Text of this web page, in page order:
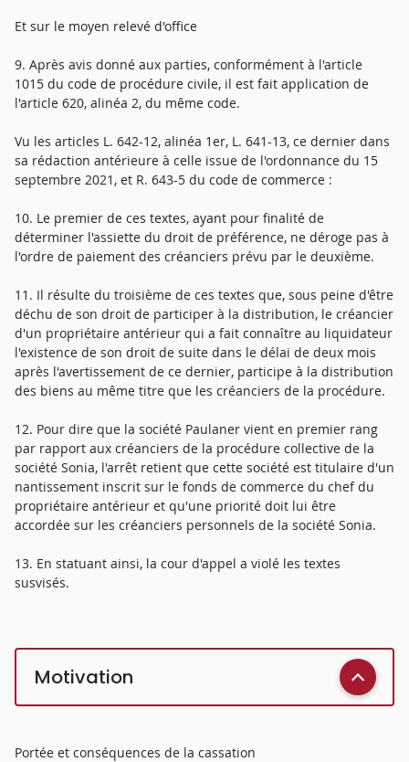
Et sur le moyen relevé d'office
9. Après avis donné aux parties, conformément à l'article
1015 du code de procédure civile, il est fait application de
l'article 620, alinéa 2, du même code.
Vu les articles L. 642-12, alinéa 1er, L. 641-13, ce dernier dans
sa rédaction antérieure à celle issue de l'ordonnance du 15
septembre 2021, et R. 643-5 du code de commerce :
10. Le premier de ces textes, ayant pour finalité de
déterminer l'assiette du droit de préférence, ne déroge pas à
l'ordre de paiement des créanciers prévu par le deuxième.
11. Il résulte du troisième de ces textes que, sous peine d'être
déchu de son droit de participer à la distribution, le créancier
d'un propriétaire antérieur qui a fait connaître au liquidateur
l'existence de son droit de suite dans le délai de deux mois
après l'avertissement de ce dernier, participe à la distribution
des biens au même titre que les créanciers de la procédure.
12. Pour dire que la société Paulaner vient en premier rang
par rapport aux créanciers de la procédure collective de la
société Sonia, l'arrêt retient que cette société est titulaire d'un
nantissement inscrit sur le fonds de commerce du chef du
propriétaire antérieur et qu'une priorité doit lui être
accordée sur les créanciers personnels de la société Sonia.
13. En statuant ainsi, la cour d'appel a violé les textes
susvisés.
Motivation
Portée et conséquences de la cassation